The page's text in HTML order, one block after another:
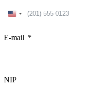
United
E-mail
NIP